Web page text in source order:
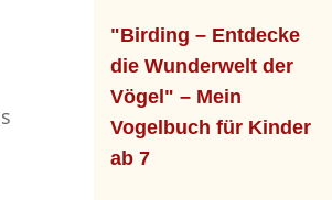
"Birding – Entdecke
die Wunderwelt der
Vögel" – Mein
Vogelbuch für Kinder
ab 7